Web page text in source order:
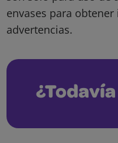
envases para
advertencias.